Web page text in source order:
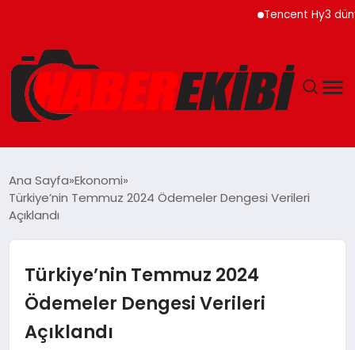
Tencent Hy3 dünya
GÜNCEL
EKONOMI
MAGAZIN
Ana Sayfa Ekonomi
Türkiye’nin Temmuz 2024 Ödemeler Dengesi Verileri
Açıklandı
Türkiye’nin Temmuz 2024
Ödemeler Dengesi Verileri
Açıklandı